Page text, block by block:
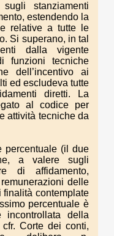
stanziamenti
estendendo la
relative a tutte le
Si superano, in tal
dalla vigente
funzioni tecniche
dell’incentivo ai
ed escludeva tutte
diretti. La
al codice per
attività tecniche da
percentuale (il due
a valere sugli
di affidamento,
delle
contemplate
percentuale è
incontrollata della
Corte dei conti,